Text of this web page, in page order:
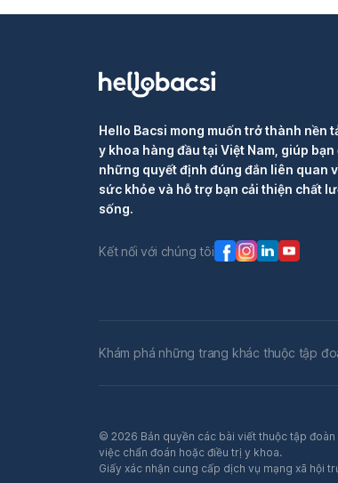
Hello Bacsi mong muốn trở thành nền
y khoa hàng đầu tại Việt Nam, giúp
những quyết định đúng đắn liên quan
sức khỏe và hỗ trợ bạn cải thiện chất
sống.
Kết nối với chúng tôi
Khám phá những trang khác thuộc tập
© 2026 Bản quyền các bài viết thuộc tập
việc chẩn đoán hoặc điều trị y khoa.
Giấy xác nhận cung cấp dịch vụ mạng xã hội